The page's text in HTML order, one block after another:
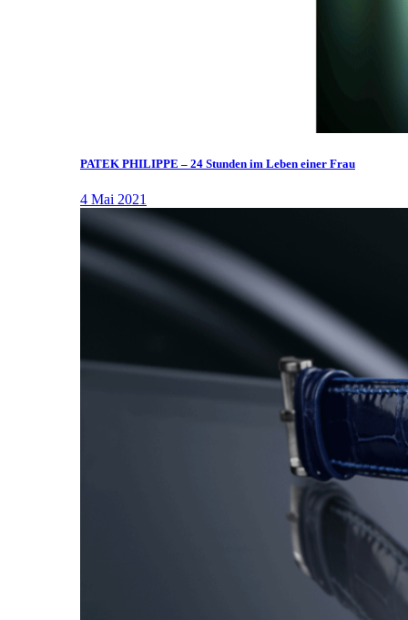
PATEK PHILIPPE – 24 Stunden im Leben einer Frau
4 Mai 2021